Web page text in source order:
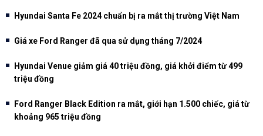
Hyundai Santa Fe 2024 chuẩn bị ra mắt thị trường Việt Nam
Giá xe Ford Ranger đã qua sử dụng tháng 7/2024
Hyundai Venue giảm giá 40 triệu đồng, giá khởi điểm từ 499
triệu đồng
Ford Ranger Black Edition ra mắt, giới hạn 1.500 chiếc, giá từ
khoảng 965 triệu đồng